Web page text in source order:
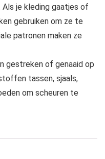
Als je kleding gaatjes of
gebruiken om ze te
patronen maken ze
gestreken of genaaid op
tassen, sjaals,
om scheuren te